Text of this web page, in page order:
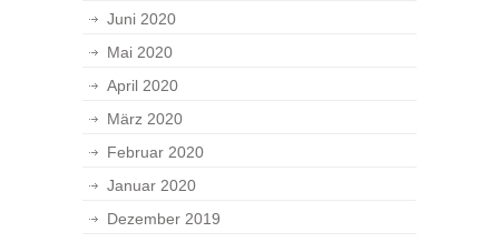
Juni 2020
Mai 2020
April 2020
März 2020
Februar 2020
Januar 2020
Dezember 2019